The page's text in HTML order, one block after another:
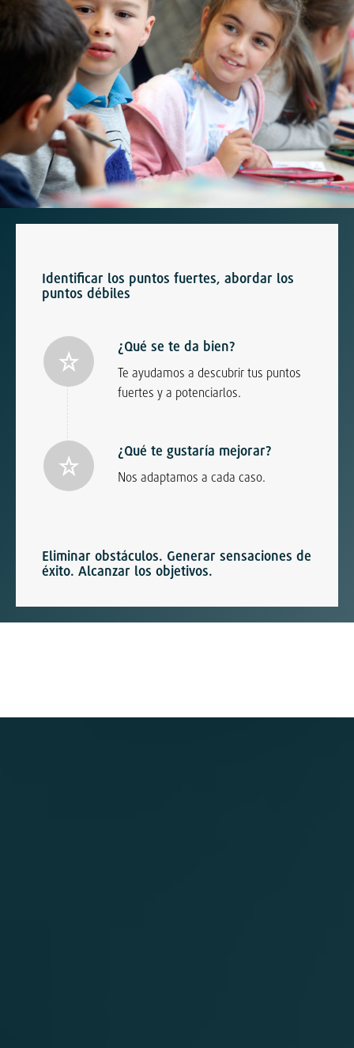
Identificar los puntos fuertes, abordar los
puntos débiles
¿Qué se te da bien?
Te ayudamos a descubrir tus puntos
fuertes y a potenciarlos.
¿Qué te gustaría mejorar?
Nos adaptamos a cada caso.
Eliminar obstáculos. Generar sensaciones de
éxito. Alcanzar los objetivos.